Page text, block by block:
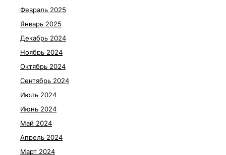
Февраль 2025
Январь 2025
Декабрь 2024
Ноябрь 2024
Октябрь 2024
Сентябрь 2024
Июль 2024
Июнь 2024
Май 2024
Апрель 2024
Март 2024